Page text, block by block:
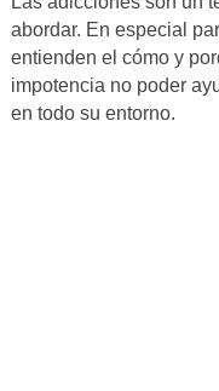
abordar. En especial
entienden el cómo y
impotencia no poder
en todo su entorno.